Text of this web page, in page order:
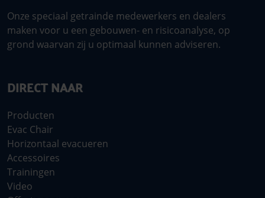
Onze speciaal getrainde medewerkers en dealers
maken voor u een gebouwen- en risicoanalyse, op
grond waarvan zij u optimaal kunnen adviseren.
DIRECT NAAR
Producten
Evac Chair
Horizontaal evacueren
Accessoires
Trainingen
Video